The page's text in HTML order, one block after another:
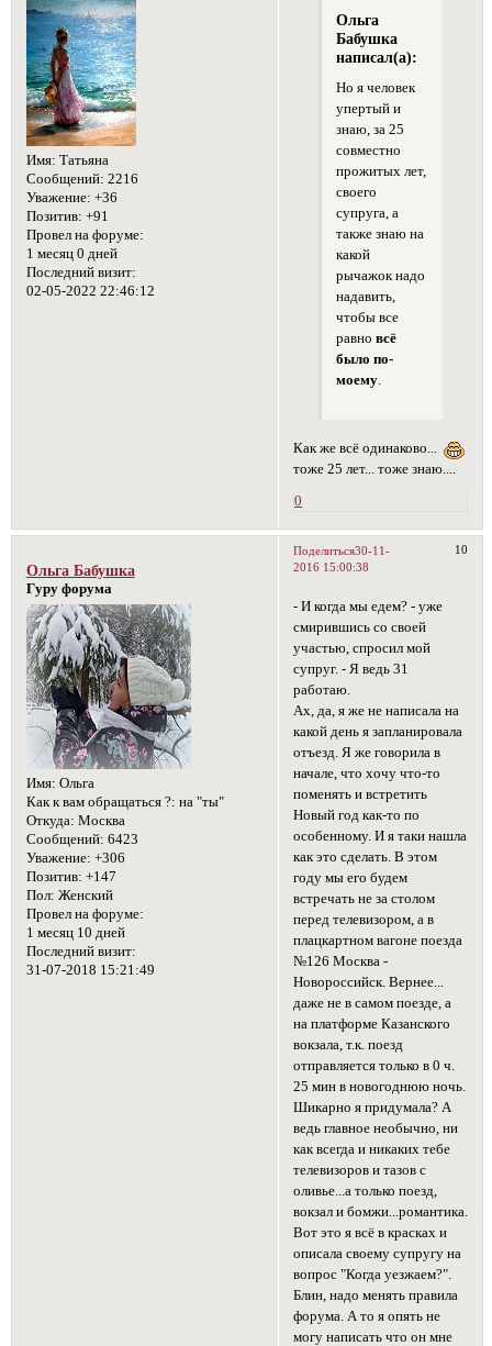
Имя: Татьяна
Сообщений: 2216
Уважение: +36
Позитив: +91
Провел на форуме:
1 месяц 0 дней
Последний визит:
02-05-2022 22:46:12
Ольга
Бабушка
написал(а):
Но я человек
упертый и
знаю, за 25
совместно
прожитых лет,
своего
супруга, а
также знаю на
какой
рычажок надо
надавить,
чтобы все
равно всё
было по-
моему.
Как же всё одинаково...
тоже 25 лет... тоже знаю....
0
Поделиться 10
30-11-
2016 15:00:38
Ольга Бабушка
Гуру форума
Имя: Ольга
Как к вам обращаться ?: на "ты"
Откуда: Москва
Сообщений: 6423
Уважение: +306
Позитив: +147
Пол: Женский
Провел на форуме:
1 месяц 10 дней
Последний визит:
31-07-2018 15:21:49
- И когда мы едем? - уже
смирившись со своей
участью, спросил мой
супруг. - Я ведь 31
работаю.
Ах, да, я же не написала на
какой день я запланировала
отъезд. Я же говорила в
начале, что хочу что-то
поменять и встретить
Новый год как-то по
особенному. И я таки нашла
как это сделать. В этом
году мы его будем
встречать не за столом
перед телевизором, а в
плацкартном вагоне поезда
№126 Москва -
Новороссийск. Вернее...
даже не в самом поезде, а
на платформе Казанского
вокзала, т.к. поезд
отправляется только в 0 ч.
25 мин в новогоднюю ночь.
Шикарно я придумала? А
ведь главное необычно, ни
как всегда и никаких тебе
телевизоров и тазов с
оливье...а только поезд,
вокзал и бомжи...романтика.
Вот это я всё в красках и
описала своему супругу на
вопрос "Когда уезжаем?".
Блин, надо менять правила
форума. А то я опять не
могу написать что он мне